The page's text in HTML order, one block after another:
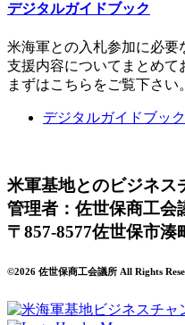
デジタルガイドブック
米海軍との入札参加に必
支援内容についてまとめて
まずはこちらをご覧下さい。
デジタルガイドブッ
米軍基地とのビジネス
管理者：佐世保商工会
〒857-8577佐世保市湊
©2026 佐世保商工会議所 All Rights